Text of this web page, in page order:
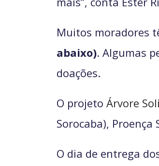
Muitos moradores
abaixo). Algumas
doações.
O projeto Árvore
Sorocaba),
O dia de entrega